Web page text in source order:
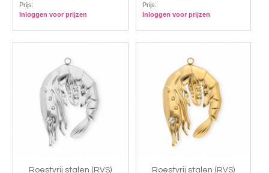
Prijs:
Inloggen voor prijzen
Prijs:
Inloggen voor prijzen
Roestvrij stalen (RVS) Roestvrij stalen (RVS)